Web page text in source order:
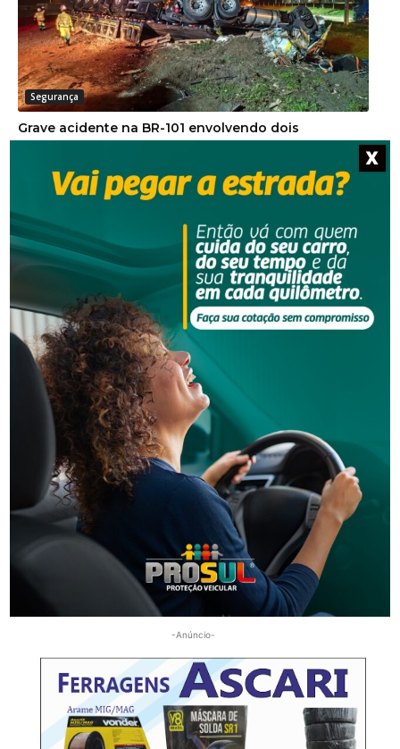
Segurança
Grave acidente na BR-101 envolvendo dois
Segurança
Corpo de homem é encontrado em rio
Golpes por WhatsApp levam à apreensão de dois
adolescentes em SC
-Anúncio-
X